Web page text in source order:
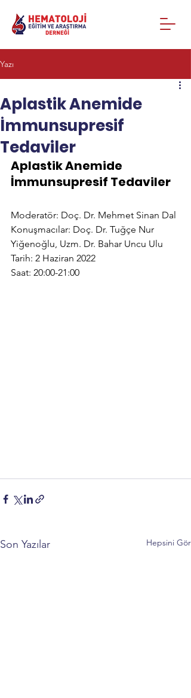
Yazı
Aplastik Anemide
İmmunsupresif
Tedaviler​
Aplastik Anemide
İmmunsupresif Tedaviler
Moderatör: Doç. Dr. Mehmet Sinan Dal
Konuşmacılar: Doç. Dr. Tuğçe Nur
Yiğenoğlu, Uzm. Dr. Bahar Uncu Ulu
Tarih: 2 Haziran 2022
Saat: 20:00-21:00
Son Yazılar Hepsini Gör